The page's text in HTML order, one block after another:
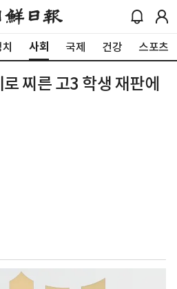
사회 국제 건강 스포츠
찌른 고3 학생 재판에